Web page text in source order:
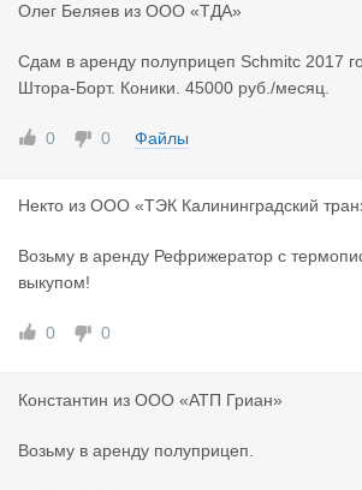
Олег Беляев из ООО «ТДА»
Сдам в аренду полуприцеп Schmitc 2017
Штора-Борт. Коники. 45000 руб./месяц.
0 0 Файлы
Некто из ООО «ТЭК Калининградский
Возьму в аренду Рефрижератор с
выкупом!
0 0
Константин из ООО «АТП Гриан»
Возьму в аренду полуприцеп.